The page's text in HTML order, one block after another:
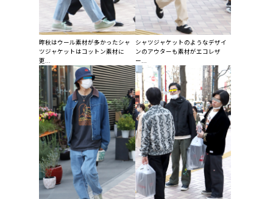
昨秋はウール素材が多かったシャ
ツジャケットはコットン素材に
更...
シャツジャケットのようなデザイ
ンのアウターも素材がエコレザ
ー...